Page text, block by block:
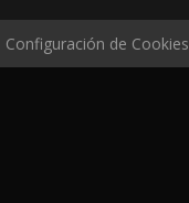
Configuración de Cookies